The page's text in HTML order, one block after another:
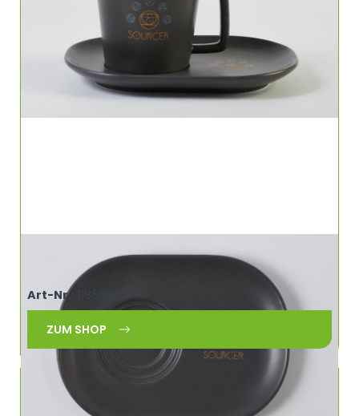
Universal Untertasse oval 3in1 SOURCER
Art-Nr.: 118598
ZUM SHOP